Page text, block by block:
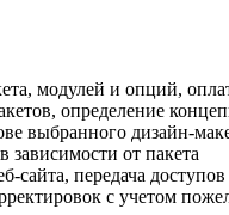
модулей и опций,
определение
выбранного дизайн-
зависимости от пакета
сайта, передача
с учетом